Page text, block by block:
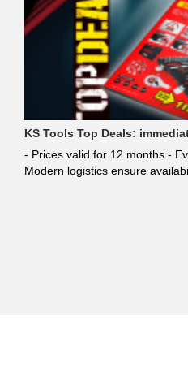
KS Tools Top Deals:
- Prices valid for 12 months -
Modern logistics ensure